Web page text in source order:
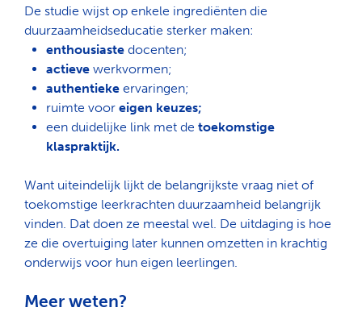
Zoeken
De studie wijst op enkele ingrediënten die
duurzaamheidseducatie sterker maken:
enthousiaste docenten;
actieve werkvormen;
authentieke ervaringen;
ruimte vooreigen keuzes;
een duidelijke link met detoekomstige
klaspraktijk.
Want uiteindelijk lijkt de belangrijkste vraag niet of
toekomstige leerkrachten duurzaamheid belangrijk
vinden. Dat doen ze meestal wel. De uitdaging is hoe
ze die overtuiging later kunnen omzetten in krachtig
onderwijs voor hun eigen leerlingen.
Meer weten?